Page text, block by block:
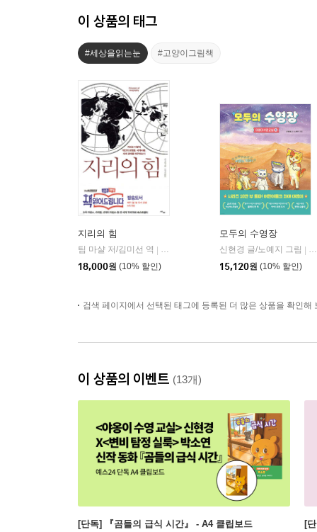
이 상품의 태그
#세상을읽는눈 #고양이그림책
지리의 힘
팀 마샬 저/김미선 역
사이
18,000원 (10% 할인)
모두의 수영장
신현경 글/노예지 그림
15,120원 (10% 할인)
검색 페이지에서 선택된 태그에 등록된 더 많은 상품을 확인해
이 상품의 이벤트 (13개)
[단독] 『곰들의 급식 시간』 - A4 클립보드 [